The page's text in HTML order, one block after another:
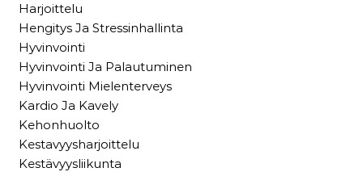
Harjoittelu
Hengitys Ja Stressinhallinta
Hyvinvointi
Hyvinvointi Ja Palautuminen
Hyvinvointi Mielenterveys
Kardio Ja Kavely
Kehonhuolto
Kestavyysharjoittelu
Kestävyysliikunta